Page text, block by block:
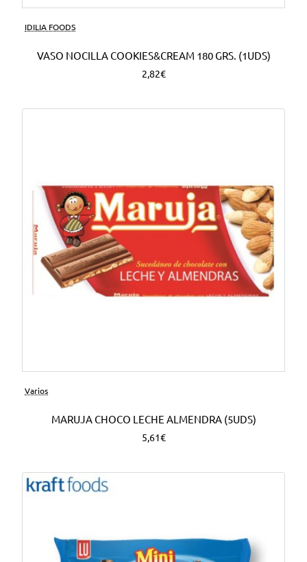
IDILIA FOODS
VASO NOCILLA COOKIES&CREAM 180 GRS. (1UDS)
2,82€
Varios
MARUJA CHOCO LECHE ALMENDRA (5UDS)
5,61€